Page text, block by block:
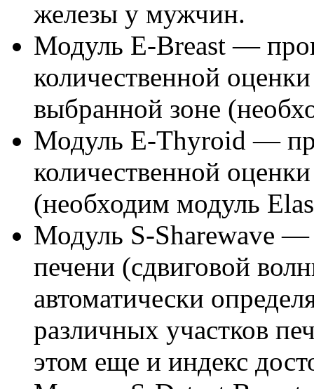
железы у мужчин.
Модуль E-Breast —
количественной
выбранной зоне
Модуль E-Thyroid —
количественной
(необходим модуль
Модуль S-Sharewave —
печени (сдвиговой
автоматически
различных участков
этом еще и индекс